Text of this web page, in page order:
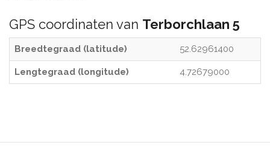
GPS coordinaten van Terborchlaan 5
Breedtegraad (latitude) 52.62961400
Lengtegraad (longitude) 4.72679000